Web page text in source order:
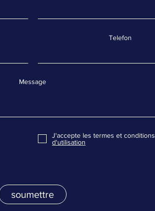
Telefon
Message
soumettre
J'accepte les termes et conditions
d'utilisation